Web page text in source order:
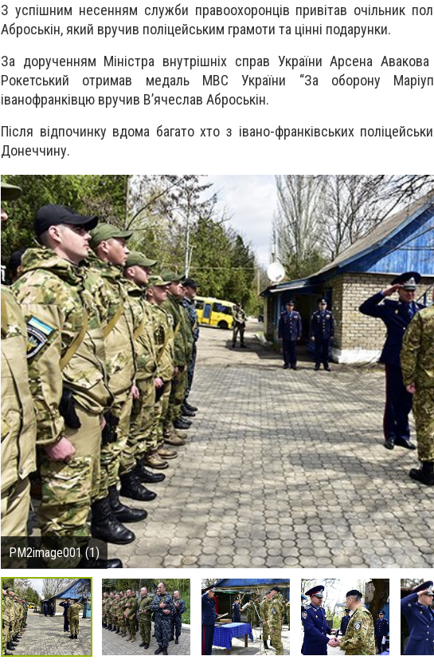
З успішним несенням служби правоохоронців привітав очільник
Аброськін, який вручив поліцейським грамоти та цінні подарунки.
За дорученням Міністра внутрішніх справ України Арсена
Рокетський отримав медаль МВС України “За оборону
іванофранківцю вручив В’ячеслав Аброськін.
Після відпочинку вдома багато хто з івано-франківських
Донеччину.
PM2image001 (1)